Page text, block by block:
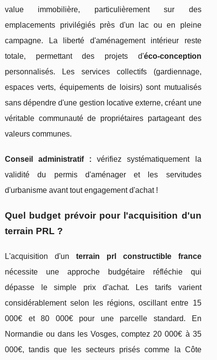
value immobilière, particulièrement sur des
emplacements privilégiés près d'un lac ou en pleine
campagne. La liberté d'aménagement intérieur reste
totale, permettant des projets d'éco-conception
personnalisés. Les services collectifs (gardiennage,
espaces verts, équipements de loisirs) sont mutualisés
sans dépendre d'une gestion locative externe, créant une
véritable communauté de propriétaires partageant des
valeurs communes.
Conseil administratif : vérifiez systématiquement la
validité du permis d'aménager et les servitudes
d'urbanisme avant tout engagement d'achat !
Quel budget prévoir pour l'acquisition d'un
terrain PRL ?
L'acquisition d'un terrain prl constructible france
nécessite une approche budgétaire réfléchie qui
dépasse le simple prix d'achat. Les tarifs varient
considérablement selon les régions, oscillant entre 15
000€ et 80 000€ pour une parcelle standard. En
Normandie ou dans les Vosges, comptez 20 000€ à 35
000€, tandis que les secteurs prisés comme la Côte